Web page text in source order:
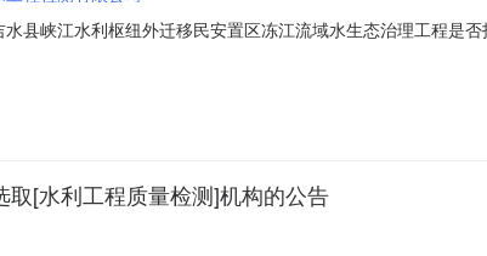
县峡江水利枢纽外迁移民安置区冻江流域水生态治理工程是
）合同备案时间：5（个工作日）资质要求：无选取中介方
[水利工程质量检测]机构的公告